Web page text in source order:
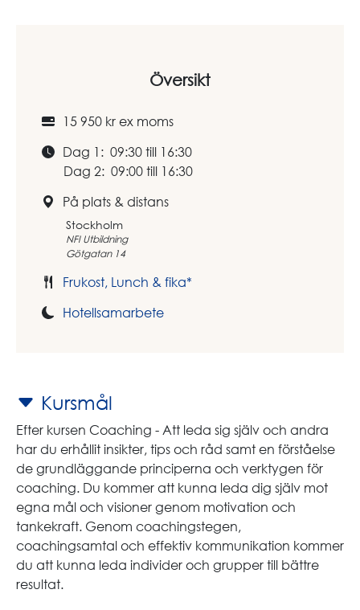
Översikt
15 950 kr ex moms
Dag 1: 09:30 till 16:30
Dag 2: 09:00 till 16:30
På plats & distans
Stockholm
NFI Utbildning
Götgatan 14
Frukost, Lunch & fika*
Hotellsamarbete
Kursmål
Efter kursen Coaching - Att leda sig själv och andra
har du erhållit insikter, tips och råd samt en förståelse
de grundläggande principerna och verktygen för
coaching. Du kommer att kunna leda dig själv mot
egna mål och visioner genom motivation och
tankekraft. Genom coachingstegen,
coachingsamtal och effektiv kommunikation kommer
du att kunna leda individer och grupper till bättre
resultat.